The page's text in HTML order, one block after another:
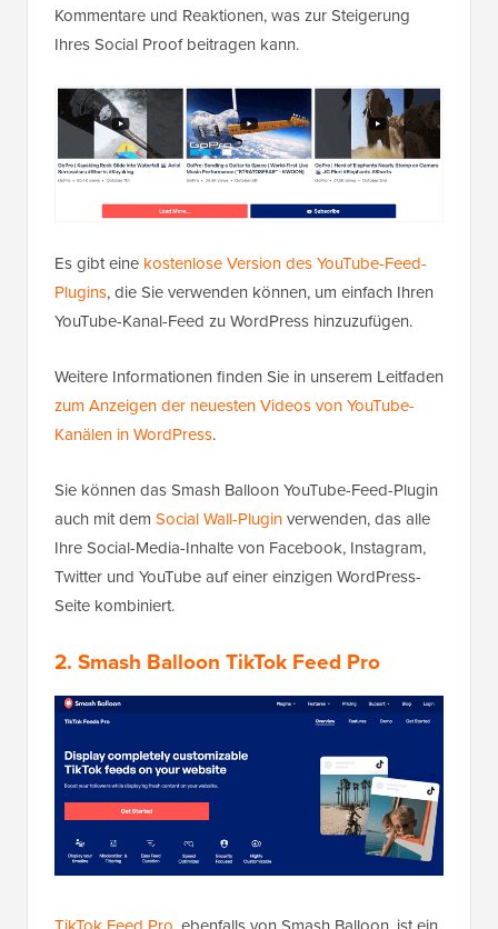
Kommentare und Reaktionen, was zur Steigerung
Ihres Social Proof beitragen kann.
Es gibt eine kostenlose Version des YouTube-Feed-
Plugins, die Sie verwenden können, um einfach Ihren
YouTube-Kanal-Feed zu WordPress hinzuzufügen.
Weitere Informationen finden Sie in unserem Leitfaden
zum Anzeigen der neuesten Videos von YouTube-
Kanälen in WordPress.
Sie können das Smash Balloon YouTube-Feed-Plugin
auch mit dem Social Wall-Pluginverwenden, das alle
Ihre Social-Media-Inhalte von Facebook, Instagram,
Twitter und YouTube auf einer einzigen WordPress-
Seite kombiniert.
2. Smash Balloon TikTok Feed Pro